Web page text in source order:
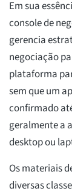
Em sua
console de
gerencia
negociação
plataforma
sem que um
confirmado
geralmente a
desktop ou
Os materiais
diversas